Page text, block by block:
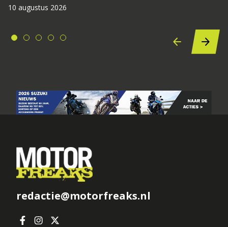
10 augustus 2026
redactie@motorfreaks.nl